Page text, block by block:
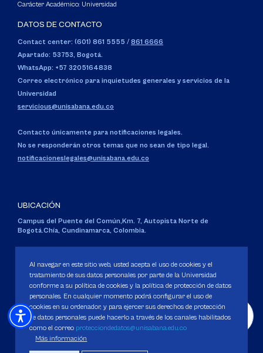
Carácter Académico: Universidad
DATOS DE CONTACTO
Contact center: (601) 861 5555 / 861 6666
Apartado: 53753, Bogotá.
WhatsApp: +57 3205164838
Correo electrónico para inquietudes generales y servicios de la
Universidad
servicious@unisabana.edu.co
Contacto únicamente para notificaciones legales.
No se responderán otros temas que no sean de tipo legal.
notificacioneslegales@unisabana.edu.co
UBICACIÓN
Campus del Puente del Común,Km. 7, Autopista Norte de
Bogotá.Chía, Cundinamarca, Colombia.
Personería Jurídica:Resolución 130 del 14 de enero de 1980.
Ministerio de Educación Nacional.
Política de Protección de datos
Al navegar en este sitio web, usted acepta el uso de cookies y el
tratamiento de sus datos personales por parte de la Universidad
conforme a su política de cookies y la política de protección de datos
personales. En cualquier momento podrá configurar el uso de
cookies en su ordenador, y para ejercer sus derechos de protección
de datos personales puede hacerlo a través de los canales habilitados
como el correo protecciondedatos@unisabana.edu.co
Más información